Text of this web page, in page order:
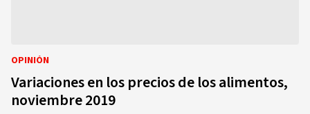
OPINIÓN
Variaciones en los precios de los alimentos,
noviembre 2019